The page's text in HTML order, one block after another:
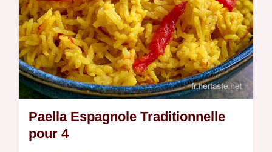
Paella Espagnole Traditionnelle
pour 4